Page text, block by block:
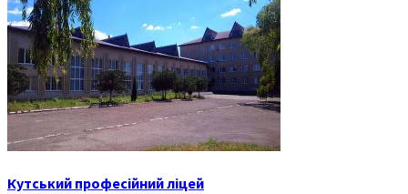
Кутський професійний ліцей